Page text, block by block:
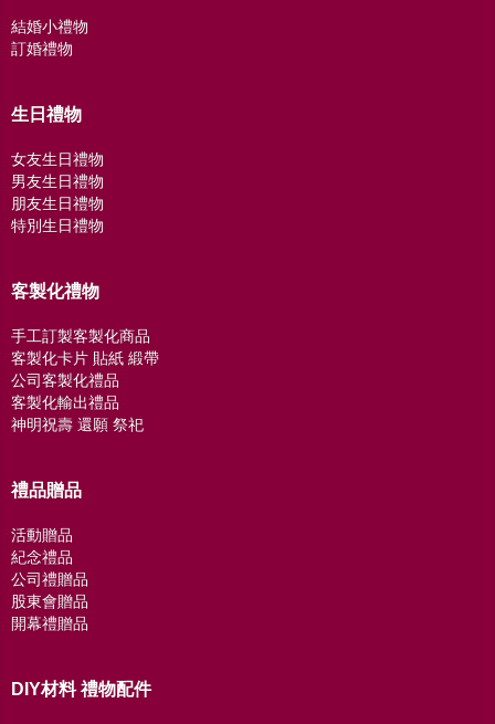
結婚小禮物
訂婚禮物
生日禮物
女友生日禮物
男友生日禮物
朋友生日禮物
特別生日禮物
客製化禮物
手工訂製客製化商品
客製化卡片 貼紙 緞帶
公司客製化禮品
客製化輸出禮品
神明祝壽 還願 祭祀
禮品贈品
活動贈品
紀念禮品
公司禮贈品
股東會贈品
開幕禮贈品
DIY材料 禮物配件